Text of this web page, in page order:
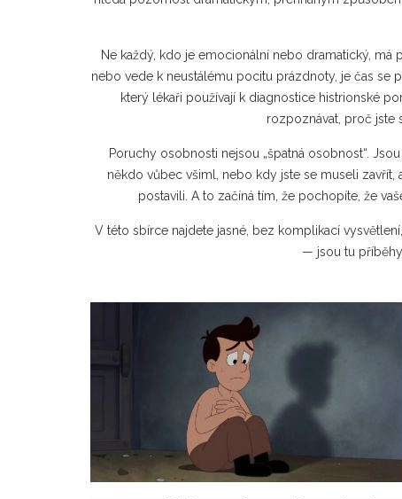
Ne každý, kdo je emocionální nebo dramatický,
nebo vede k neustálému pocitu prázdnoty, je čas
který lékaři používají k diagnostice histrionské
rozpoznávat, proč jste
Poruchy osobnosti nejsou „špatná osobnost“.
někdo vůbec všiml, nebo kdy jste se museli
postavili. A to začíná tím, že pochopíte, že
V této sbírce najdete jasné, bez komplikací
— jsou tu